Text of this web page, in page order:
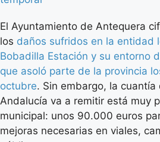
El Ayuntamiento de Antequera
los daños sufridos en la entidad
Bobadilla Estación y su entorno
que asoló parte de la provincia
octubre. Sin embargo, la cuantía
Andalucía va a remitir está muy
municipal: unos 90.000 euros
mejoras necesarias en viales,